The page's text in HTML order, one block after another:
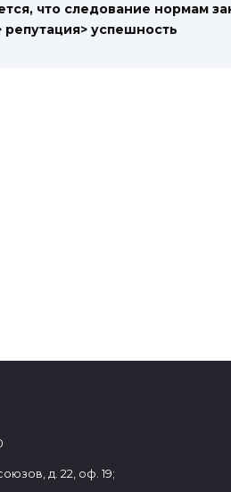
что следование нормам
репутация> успешность
д. 22, оф. 19;